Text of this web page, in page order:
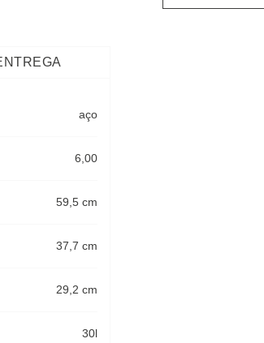
aço
6,00
59,5 cm
37,7 cm
29,2 cm
30l